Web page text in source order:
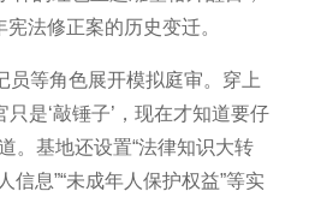
法修正案的历史变迁。
等角色展开模拟庭审。穿上
是‘敲锤子’，现在才知道要仔
。基地还设置“法律知识大转
信息”“未成年人保护权益”等实